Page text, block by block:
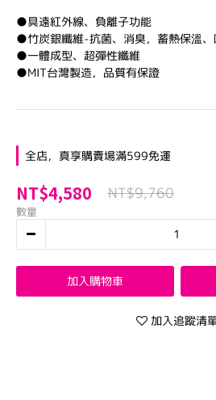
●具遠紅外線、負離子功能
●竹炭銀纖維-抗菌、消臭，蓄熱保溫、
●一體成型、超彈性纖維
●MIT台灣製造，品質有保證
全店，真享購賣場滿599免運
NT$4,580 NT$9,760
數量
加入購物車
加入追蹤清